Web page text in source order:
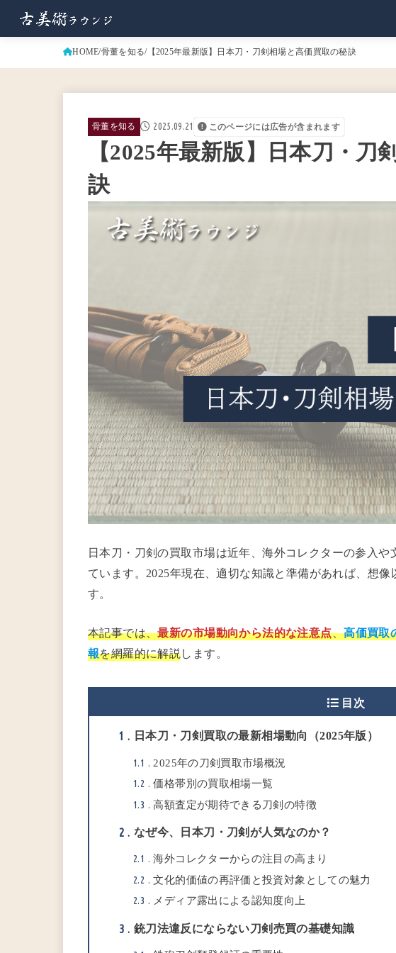
HOME 骨董を知る 【2025年最新版】日本刀・刀剣相場と高価買取の秘訣
骨董を知る 2025.09.21 このページには広告が含まれます
【2025年最新版】日本刀・刀
訣
日本刀・刀剣の買取市場は近年、海外コレクターの参入
ています。2025年現在、適切な知識と準備があれば、想
す。
本記事では、最新の市場動向から法的な注意点、高価買取
報を網羅的に解説します。
目次
1 日本刀・刀剣買取の最新相場動向（2025年版）
1.1 2025年の刀剣買取市場概況
1.2 価格帯別の買取相場一覧
1.3 高額査定が期待できる刀剣の特徴
2 なぜ今、日本刀・刀剣が人気なのか？
2.1 海外コレクターからの注目の高まり
2.2 文化的価値の再評価と投資対象としての魅力
2.3 メディア露出による認知度向上
3 銃刀法違反にならない刀剣売買の基礎知識